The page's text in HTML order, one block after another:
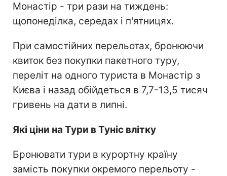
Монастір - три рази на тиждень:
щопонеділка, середах і п'ятницях.
При самостійних перельотах, бронюючи
квиток без покупки пакетного туру,
переліт на одного туриста в Монастір з
Києва і назад обійдеться в 7,7-13,5 тисяч
гривень на дати в липні.
Які ціни на Тури в Туніс влітку
Бронювати тури в курортну країну
замість покупки окремого перельоту -